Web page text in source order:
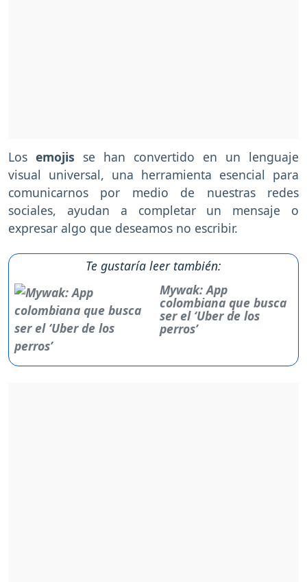
Los emojis se han convertido en un lenguaje
visual universal, una herramienta esencial para
comunicarnos por medio de nuestras redes
sociales, ayudan a completar un mensaje o
expresar algo que deseamos no escribir.
Te gustaría leer también:
Mywak: App
colombiana que busca
ser el ‘Uber de los
perros’